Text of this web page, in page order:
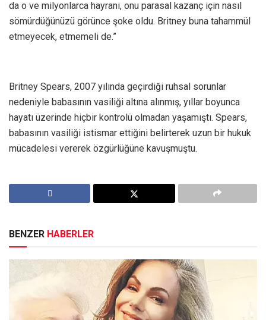
da o ve milyonlarca hayranı, onu parasal kazanç için nasıl
sömürdüğünüzü görünce şoke oldu. Britney buna tahammül
etmeyecek, etmemeli de.”
Britney Spears, 2007 yılında geçirdiği ruhsal sorunlar
nedeniyle babasının vasiliği altına alınmış, yıllar boyunca
hayatı üzerinde hiçbir kontrolü olmadan yaşamıştı. Spears,
babasının vasiliği istismar ettiğini belirterek uzun bir hukuk
mücadelesi vererek özgürlüğüne kavuşmuştu.
BENZER HABERLER